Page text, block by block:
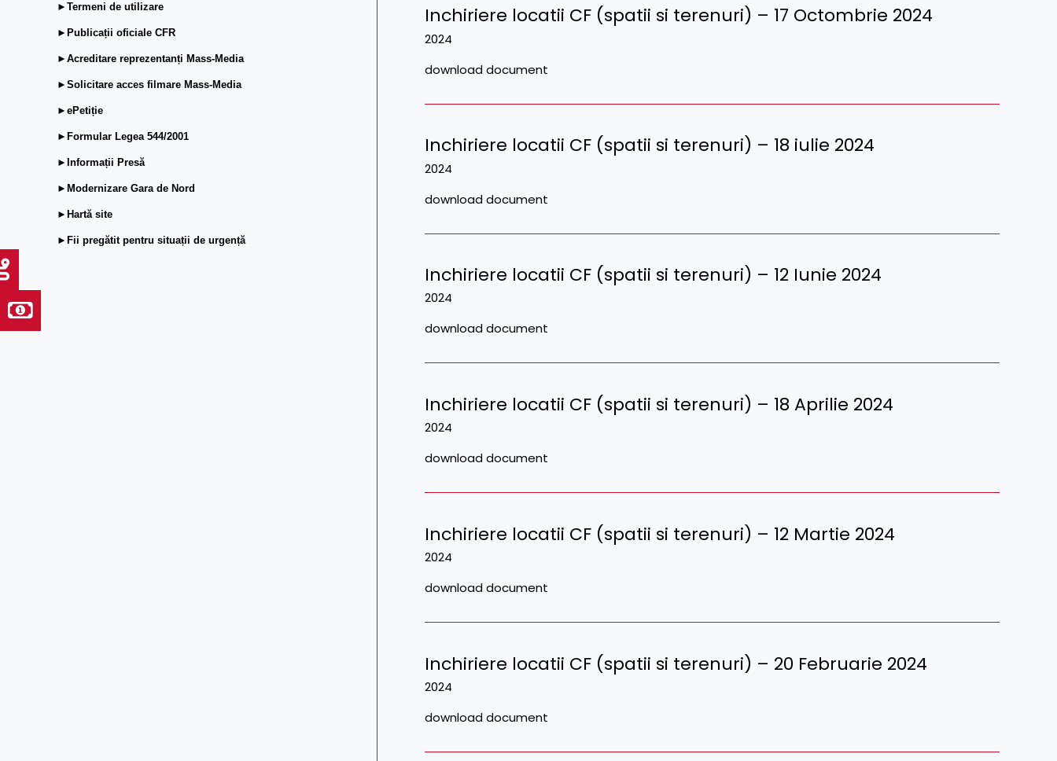
►Termeni de utilizare
►Publicații oficiale CFR
►Acreditare reprezentanți Mass-Media
►Solicitare acces filmare Mass-Media
►ePetiție
►Formular Legea 544/2001
►Informații Presă
►Modernizare Gara de Nord
►Hartă site
►Fii pregătit pentru situații de urgență
Inchiriere locatii CF (spatii si terenuri) – 17 Octombrie 2024
2024
download document
Inchiriere locatii CF (spatii si terenuri) – 18 iulie 2024
2024
download document
Inchiriere locatii CF (spatii si terenuri) – 12 Iunie 2024
2024
download document
Inchiriere locatii CF (spatii si terenuri) – 18 Aprilie 2024
2024
download document
Inchiriere locatii CF (spatii si terenuri) – 12 Martie 2024
2024
download document
Inchiriere locatii CF (spatii si terenuri) – 20 Februarie 2024
2024
download document